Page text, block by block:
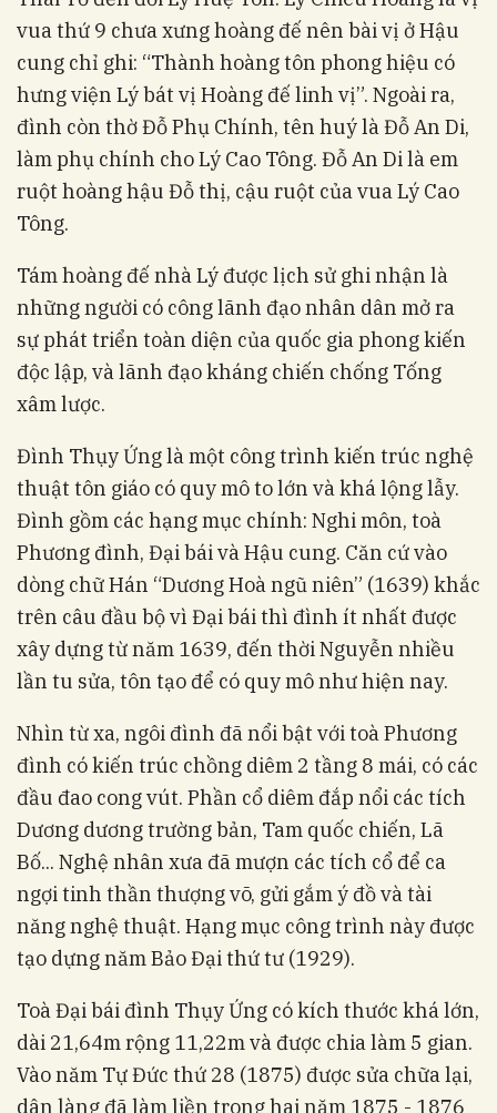
vua thứ 9 chưa xưng hoàng đế nên bài vị ở Hậu
cung chỉ ghi: “Thành hoàng tôn phong hiệu có
hưng viện Lý bát vị Hoàng đế linh vị”. Ngoài ra,
đình còn thờ Đỗ Phụ Chính, tên huý là Đỗ An Di,
làm phụ chính cho Lý Cao Tông. Đỗ An Di là em
ruột hoàng hậu Đỗ thị, cậu ruột của vua Lý Cao
Tông.
Tám hoàng đế nhà Lý được lịch sử ghi nhận là
những người có công lãnh đạo nhân dân mở ra
sự phát triển toàn diện của quốc gia phong kiến
độc lập, và lãnh đạo kháng chiến chống Tống
xâm lược.
Đình Thụy Ứng là một công trình kiến trúc nghệ
thuật tôn giáo có quy mô to lớn và khá lộng lẫy.
Đình gồm các hạng mục chính: Nghi môn, toà
Phương đình, Đại bái và Hậu cung. Căn cứ vào
dòng chữ Hán “Dương Hoà ngũ niên” (1639) khắc
trên câu đầu bộ vì Đại bái thì đình ít nhất được
xây dựng từ năm 1639, đến thời Nguyễn nhiều
lần tu sửa, tôn tạo để có quy mô như hiện nay.
Nhìn từ xa, ngôi đình đã nổi bật với toà Phương
đình có kiến trúc chồng diêm 2 tầng 8 mái, có các
đầu đao cong vút. Phần cổ diêm đắp nổi các tích
Dương dương trường bản, Tam quốc chiến, Lã
Bố... Nghệ nhân xưa đã mượn các tích cổ để ca
ngợi tinh thần thượng võ, gửi gắm ý đồ và tài
năng nghệ thuật. Hạng mục công trình này được
tạo dựng năm Bảo Đại thứ tư (1929).
Toà Đại bái đình Thụy Ứng có kích thước khá lớn,
dài 21,64m rộng 11,22m và được chia làm 5 gian.
Vào năm Tự Đức thứ 28 (1875) được sửa chữa lại,
dân làng đã làm liền trong hai năm 1875 - 1876